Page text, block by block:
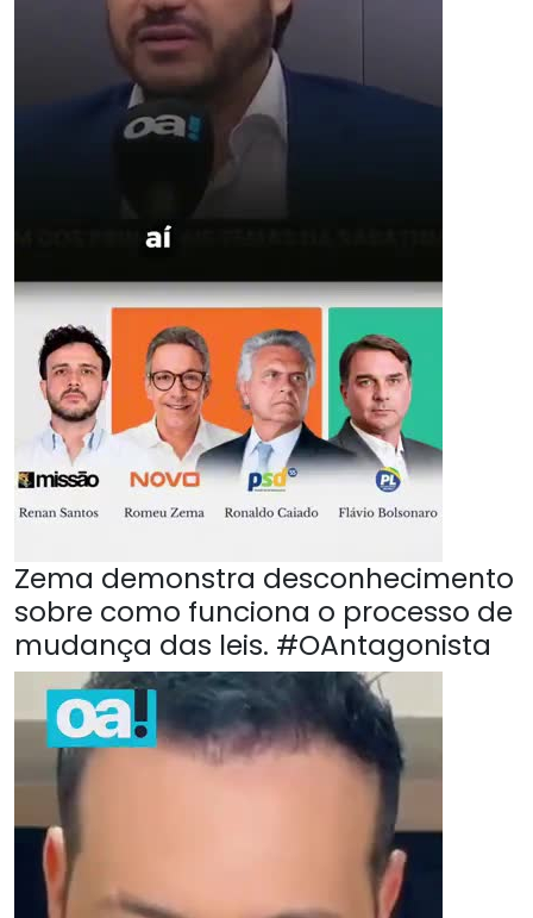
Zema demonstra desconhecimento
sobre como funciona o processo de
mudança das leis. #OAntagonista